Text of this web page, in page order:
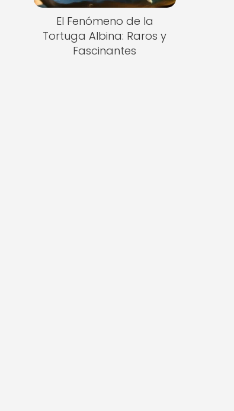
El Fenómeno de la
Tortuga Albina: Raros y
Fascinantes